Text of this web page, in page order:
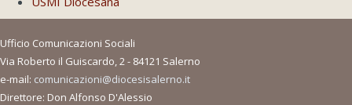
Ufficio Comunicazioni Sociali
Via Roberto il Guiscardo, 2 - 84121 Salerno
e-mail: comunicazioni@diocesisalerno.it
Direttore: Don Alfonso D'Alessio